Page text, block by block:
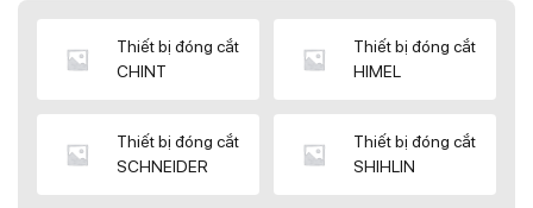
Thiết bị đóng cắt
CHINT
Thiết bị đóng cắt
HIMEL
Thiết bị đóng cắt
SCHNEIDER
Thiết bị đóng cắt
SHIHLIN